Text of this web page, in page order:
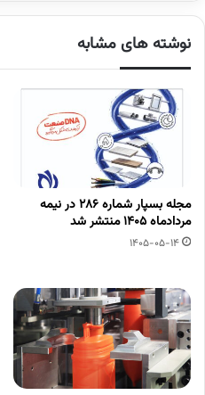
نوشته های مشابه
مجله بسپار شماره 286 در نیمه
مردادماه 1405 منتشر شد
1405-05-14